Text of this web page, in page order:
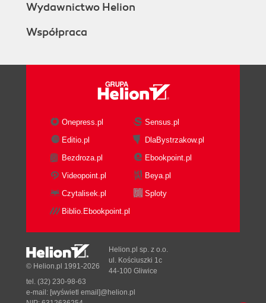
Wydawnictwo Helion
Współpraca
Onepress.pl
Sensus.pl
Editio.pl
DlaBystrzakow.pl
Bezdroza.pl
Ebookpoint.pl
Videopoint.pl
Beya.pl
Czytalisek.pl
Sploty
Biblio.Ebookpoint.pl
© Helion.pl 1991-2026
Helion.pl sp. z o.o.
ul. Kościuszki 1c
44-100 Gliwice
tel. (32) 230-98-63
e-mail: [wyświetl email]@helion.pl